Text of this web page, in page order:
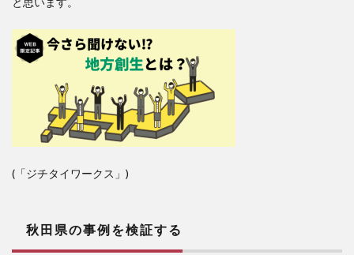
(「ジチタイワークス」)
秋田県の事例を検証する